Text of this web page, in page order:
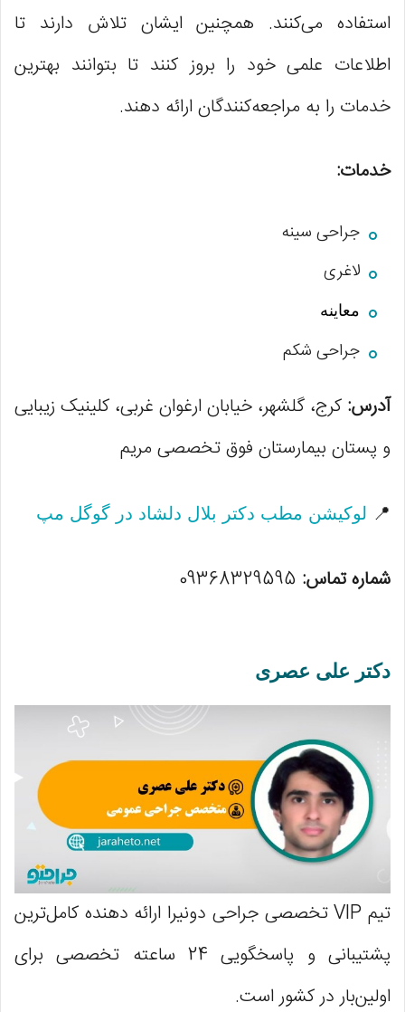
استفاده می‌کنند. همچنین ایشان تلاش دارند تا
اطلاعات علمی خود را بروز کنند تا بتوانند بهترین
خدمات را به مراجعه‌کنندگان ارائه دهند.
خدمات:
جراحی سینه
لاغری
معاینه
جراحی شکم
آدرس: کرج، گلشهر، خیابان ارغوان غربی، کلینیک زیبایی
و پستان بیمارستان فوق تخصصی مریم
📍 لوکیشن مطب دکتر بلال دلشاد در گوگل مپ
شماره تماس:
دکتر علی عصری
تیم VIP تخصصی جراحی دونیرا ارائه دهنده کامل‌ترین
پشتیبانی و پاسخگویی 24 ساعته تخصصی برای
اولین‌بار در کشور است.